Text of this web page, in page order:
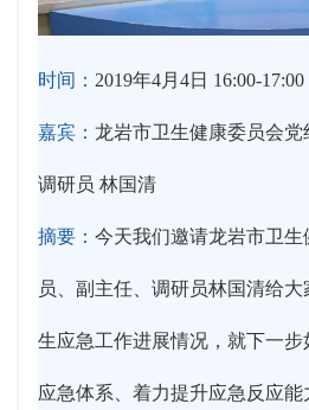
时间： 2019年4月4日 16:00-17:00
嘉宾： 龙岩市卫生健康委员会党
调研员 林国清
摘要： 今天我们邀请龙岩市卫
员、副主任、调研员林国清给
生应急工作进展情况，就下一步
应急体系、着力提升应急反应